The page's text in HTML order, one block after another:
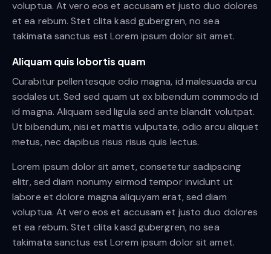
voluptua. At vero eos et accusam et justo duo dolores
et ea rebum. Stet clita kasd gubergren, no sea
takimata sanctus est Lorem ipsum dolor sit amet.
Aliquam quis lobortis quam
Curabitur pellentesque odio magna, id malesuada arcu
sodales ut. Sed sed quam ut ex bibendum commodo id
id magna. Aliquam sed ligula sed ante blandit volutpat.
Ut bibendum, nisi et mattis vulputate, odio arcu aliquet
metus, nec dapibus risus risus quis lectus.
Lorem ipsum dolor sit amet, consetetur sadipscing
elitr, sed diam nonumy eirmod tempor invidunt ut
labore et dolore magna aliquyam erat, sed diam
voluptua. At vero eos et accusam et justo duo dolores
et ea rebum. Stet clita kasd gubergren, no sea
takimata sanctus est Lorem ipsum dolor sit amet.